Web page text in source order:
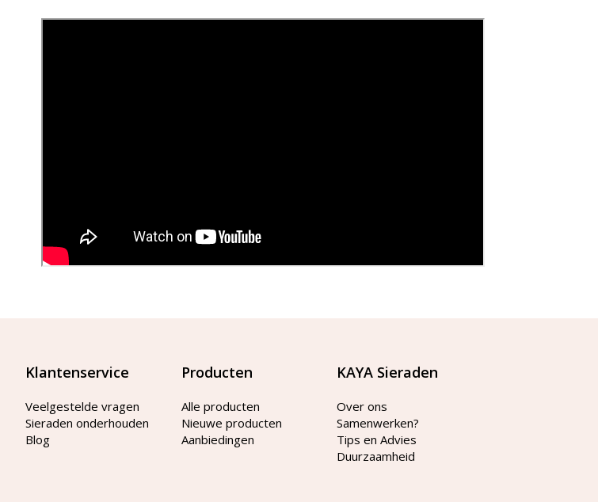
Klantenservice
Veelgestelde vragen
Sieraden onderhouden
Blog
Producten
Alle producten
Nieuwe producten
Aanbiedingen
KAYA Sieraden
Over ons
Samenwerken?
Tips en Advies
Duurzaamheid